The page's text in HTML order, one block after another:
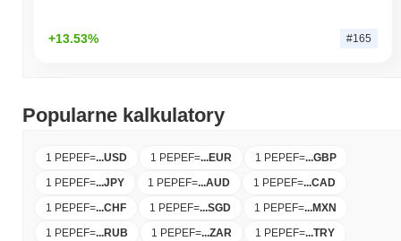
+13.53% #165
Popularne kalkulatory
1 PEPEF=...USD 1 PEPEF=...EUR 1 PEPEF=...GBP
1 PEPEF=...JPY 1 PEPEF=...AUD 1 PEPEF=...CAD
1 PEPEF=...CHF 1 PEPEF=...SGD 1 PEPEF=...MXN
1 PEPEF=...RUB 1 PEPEF=...ZAR 1 PEPEF=...TRY